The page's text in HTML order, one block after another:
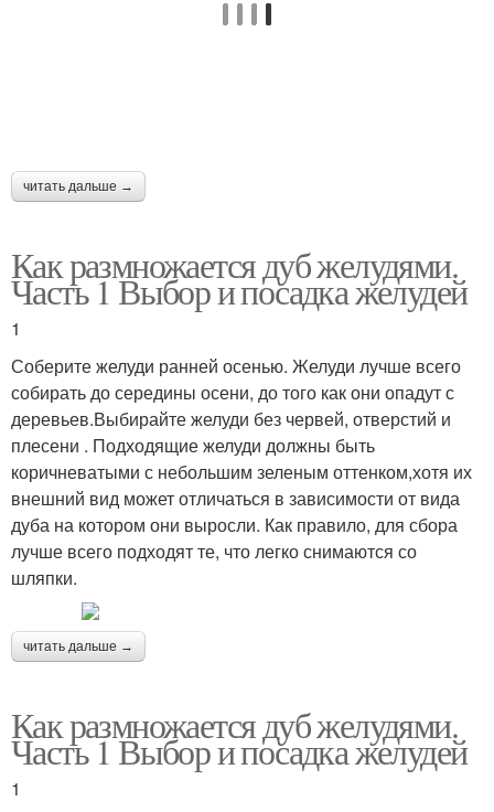
читать дальше →
Как размножается дуб желудями.
Часть 1 Выбор и посадка желудей
1
Соберите желуди ранней осенью. Желуди лучше всего
собирать до середины осени, до того как они опадут с
деревьев.Выбирайте желуди без червей, отверстий и
плесени . Подходящие желуди должны быть
коричневатыми с небольшим зеленым оттенком,хотя их
внешний вид может отличаться в зависимости от вида
дуба на котором они выросли. Как правило, для сбора
лучше всего подходят те, что легко снимаются со
шляпки.
читать дальше →
Как размножается дуб желудями.
Часть 1 Выбор и посадка желудей
1